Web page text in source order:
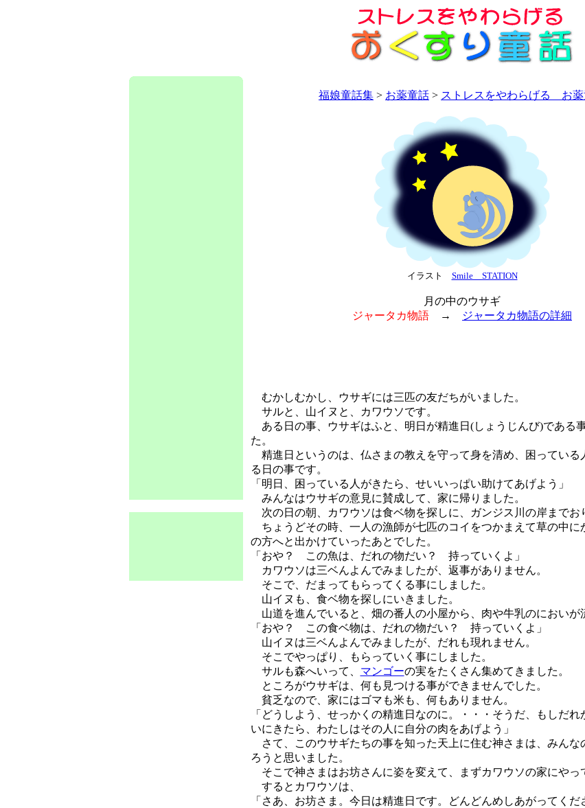
福娘童話集 > お薬童話 > ストレスをやわらげる お薬
イラスト Smile STATION
月の中のウサギ
ジャータカ物語 → ジャータカ物語の詳細
むかしむかし、ウサギには三匹の友だちがいました。
サルと、山イヌと、カワウソです。
ある日の事、ウサギはふと、明日が精進日(しょうじんび)である
た。
精進日というのは、仏さまの教えを守って身を清め、困っている
る日の事です。
「明日、困っている人がきたら、せいいっぱい助けてあげよう」
みんなはウサギの意見に賛成して、家に帰りました。
次の日の朝、カワウソは食ベ物を探しに、ガンジス川の岸までお
ちょうどその時、一人の漁師が七匹のコイをつかまえて草の中に
の方へと出かけていったあとでした。
「おや？ この魚は、だれの物だい？ 持っていくよ」
カワウソは三ベんよんでみましたが、返事がありません。
そこで、だまってもらってくる事にしました。
山イヌも、食ベ物を探しにいきました。
山道を進んでいると、畑の番人の小屋から、肉や牛乳のにおいが
「おや？ この食ベ物は、だれの物だい？ 持っていくよ」
山イヌは三ベんよんでみましたが、だれも現れません。
そこでやっぱり、もらっていく事にしました。
サルも森へいって、 マンゴーの実をたくさん集めてきました。
ところがウサギは、何も見つける事ができませんでした。
貧乏なので、家にはゴマも米も、何もありません。
「どうしよう、せっかくの精進日なのに。・・・そうだ、もしだれ
いにきたら、わたしはその人に自分の肉をあげよう」
さて、このウサギたちの事を知った天上に住む神さまは、みんな
ろうと思いました。
そこで神さまはお坊さんに姿を変えて、まずカワウソの家にやっ
するとカワウソは、
「さあ、お坊さま。今日は精進日です。どんどんめしあがってくだ